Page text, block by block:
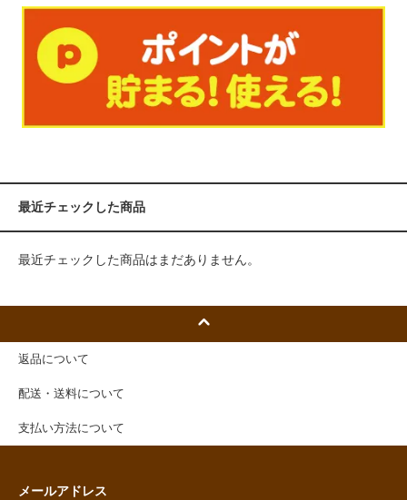
最近チェックした商品
最近チェックした商品はまだありません。
返品について
配送・送料について
支払い方法について
メールアドレス